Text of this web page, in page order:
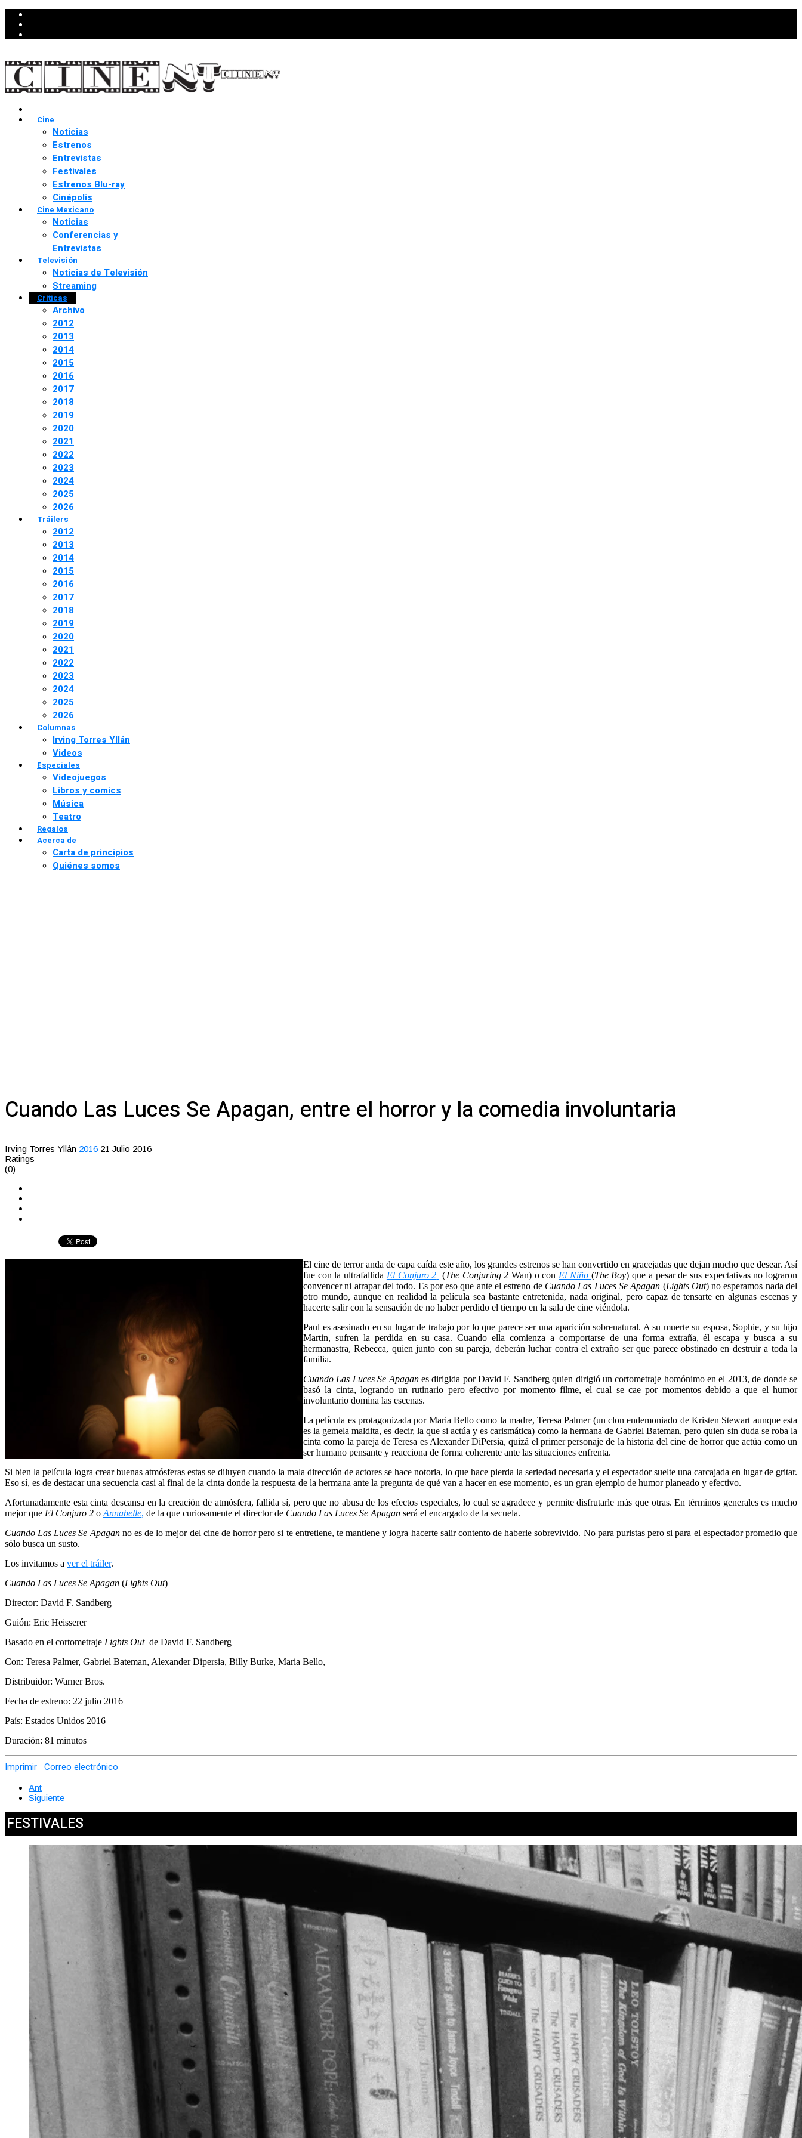
Cine
Noticias
Estrenos
Entrevistas
Festivales
Estrenos Blu-ray
Cinépolis
Cine Mexicano
Noticias
Conferencias y
Entrevistas
Televisión
Noticias de Televisión
Streaming
Críticas
Archivo
2012
2013
2014
2015
2016
2017
2018
2019
2020
2021
2022
2023
2024
2025
2026
Tráilers
2012
2013
2014
2015
2016
2017
2018
2019
2020
2021
2022
2023
2024
2025
2026
Columnas
Irving Torres Yllán
Videos
Especiales
Videojuegos
Libros y comics
Música
Teatro
Regalos
Acerca de
Carta de principios
Quiénes somos
Cuando Las Luces Se Apagan, entre el horror y la comedia involuntaria
Irving Torres Yllán 2016 21 Julio 2016
Ratings
(0)
El cine de terror anda de capa caída este año, los grandes estrenos se han convertido en gracejadas que dejan mucho que desear. Así
fue con la ultrafallida El Conjuro 2 (The Conjuring 2 Wan) o con El Niño (The Boy) que a pesar de sus expectativas no lograron
convencer ni atrapar del todo. Es por eso que ante el estreno de Cuando Las Luces Se Apagan (Lights Out) no esperamos nada del
otro mundo, aunque en realidad la película sea bastante entretenida, nada original, pero capaz de tensarte en algunas escenas y
hacerte salir con la sensación de no haber perdido el tiempo en la sala de cine viéndola.
Paul es asesinado en su lugar de trabajo por lo que parece ser una aparición sobrenatural. A su muerte su esposa, Sophie, y su hijo
Martin, sufren la perdida en su casa. Cuando ella comienza a comportarse de una forma extraña, él escapa y busca a su
hermanastra, Rebecca, quien junto con su pareja, deberán luchar contra el extraño ser que parece obstinado en destruir a toda la
familia.
Cuando Las Luces Se Apaganes dirigida por David F. Sandberg quien dirigió un cortometraje homónimo en el 2013, de donde se
basó la cinta, logrando un rutinario pero efectivo por momento filme, el cual se cae por momentos debido a que el humor
involuntario domina las escenas.
La película es protagonizada por Maria Bello como la madre, Teresa Palmer (un clon endemoniado de Kristen Stewart aunque esta
es la gemela maldita, es decir, la que si actúa y es carismática) como la hermana de Gabriel Bateman, pero quien sin duda se roba la
cinta como la pareja de Teresa es Alexander DiPersia, quizá el primer personaje de la historia del cine de horror que actúa como un
ser humano pensante y reacciona de forma coherente ante las situaciones enfrenta.
Si bien la película logra crear buenas atmósferas estas se diluyen cuando la mala dirección de actores se hace notoria, lo que hace pierda la seriedad necesaria y el espectador suelte una carcajada en lugar de gritar.
Eso sí, es de destacar una secuencia casi al final de la cinta donde la respuesta de la hermana ante la pregunta de qué van a hacer en ese momento, es un gran ejemplo de humor planeado y efectivo.
Afortunadamente esta cinta descansa en la creación de atmósfera, fallida sí, pero que no abusa de los efectos especiales, lo cual se agradece y permite disfrutarle más que otras. En términos generales es mucho
mejor que El Conjuro 2 o Annabelle, de la que curiosamente el director de Cuando Las Luces Se Apagan será el encargado de la secuela.
Cuando Las Luces Se Apaganno es de lo mejor del cine de horror pero si te entretiene, te mantiene y logra hacerte salir contento de haberle sobrevivido. No para puristas pero si para el espectador promedio que
sólo busca un susto.
Los invitamos a ver el tráiler.
Cuando Las Luces Se Apagan (Lights Out)
Director: David F. Sandberg
Guión: Eric Heisserer
Basado en el cortometraje Lights Outde David F. Sandberg
Con: Teresa Palmer, Gabriel Bateman, Alexander Dipersia, Billy Burke, Maria Bello,
Distribuidor: Warner Bros.
Fecha de estreno: 22 julio 2016
País: Estados Unidos 2016
Duración: 81 minutos
Imprimir Correo electrónico
Ant
Siguiente
FESTIVALES